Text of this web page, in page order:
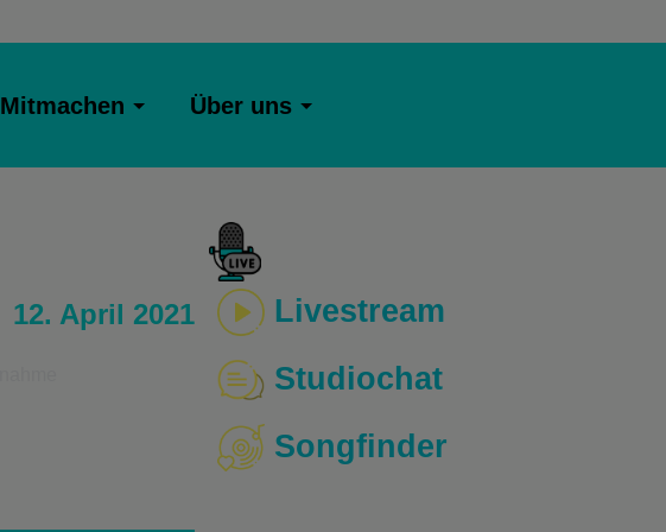
Mitmachen Über uns
12. April 2021
Livestream
Studiochat
Songfinder